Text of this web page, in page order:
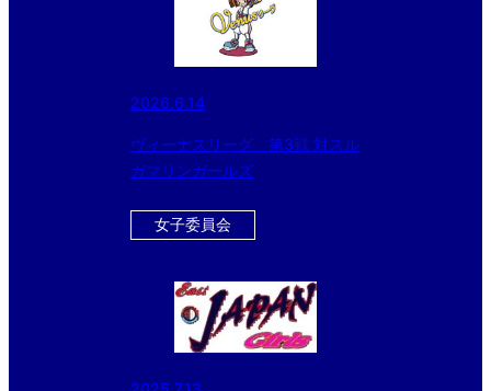
2026.6.14
ヴィーナスリーグ 第3戦 対スル
ガマリンガールズ
女子委員会